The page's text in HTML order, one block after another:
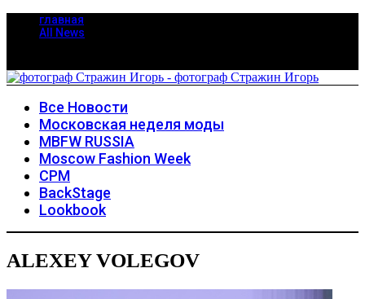
главная
All News
Все Новости
Московская неделя моды
MBFW RUSSIA
Moscow Fashion Week
CPM
BackStage
Lookbook
ALEXEY VOLEGOV